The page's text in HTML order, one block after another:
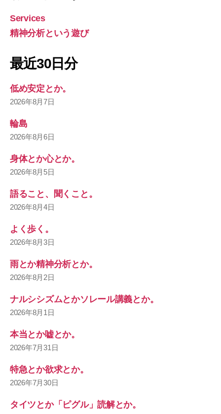
Services
精神分析という遊び
最近30日分
低め安定とか。
2026年8月7日
輪島
2026年8月6日
身体とか心とか。
2026年8月5日
語ること、聞くこと。
2026年8月4日
よく歩く。
2026年8月3日
雨とか精神分析とか。
2026年8月2日
ナルシシズムとかソレール講義とか。
2026年8月1日
本当とか嘘とか。
2026年7月31日
特急とか欲求とか。
2026年7月30日
タイツとか「ピグル」読解とか。